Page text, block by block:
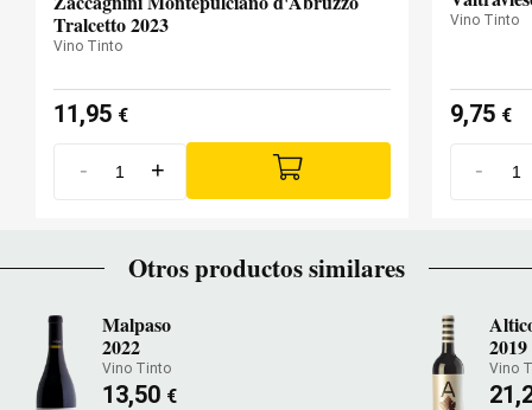
Tralcetto 2023
Vino Tinto
11,95 €
- +
Vino Tinto
9,75 €
-
Otros productos similares
Malpaso
2022
Vino Tinto
13,50 €
2019
Vino